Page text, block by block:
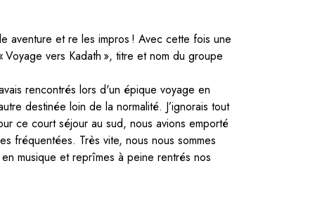
aventure et re les impros ! Avec cette fois une
vers Kadath », titre et nom du groupe
rencontrés lors d'un épique voyage en
destinée loin de la normalité. J’ignorais tout
ce court séjour au sud, nous avions emporté
fréquentées. Très vite, nous nous sommes
musique et reprîmes à peine rentrés nos